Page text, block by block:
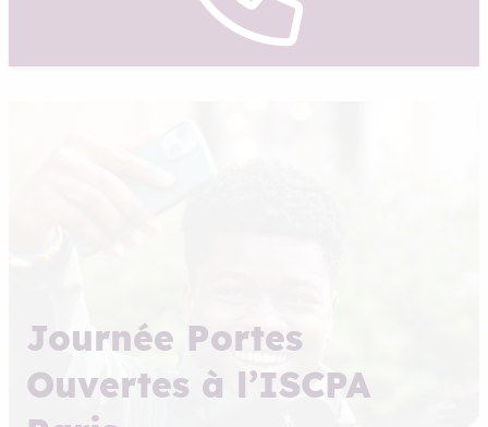
Journée Portes
Ouvertes à l’ISCPA